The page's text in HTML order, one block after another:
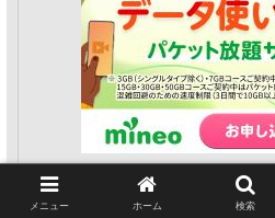
メニュー ホーム 検索